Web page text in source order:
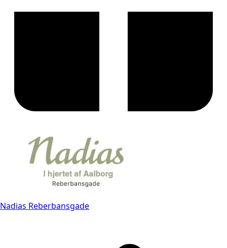
Nadias Reberbansgade